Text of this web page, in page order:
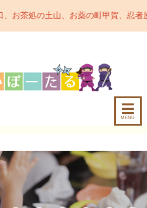
の町甲賀、忍者屋敷のある甲南
MENU